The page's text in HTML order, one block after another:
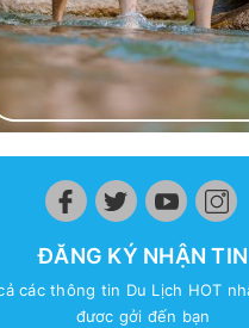
ĐĂNG KÝ NHẬN TIN
các thông tin Du Lịch HOT
đươc gởi đến bạn